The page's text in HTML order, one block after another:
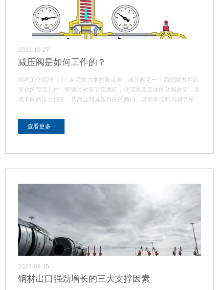
2023-10-27
减压阀是如何工作的？
阀的工作原理 （1）从流体力学的观点看，减压阀是一个局部阻力可以
变化的节流元件，即通过改变节流面积，使流速及流体的动能改变，造
成不同的压力损失，从而达到减压目的的阀门。其依靠控制与调节系…
查看更多 +
2023-09-15
钢材出口强劲增长的三大支撑因素